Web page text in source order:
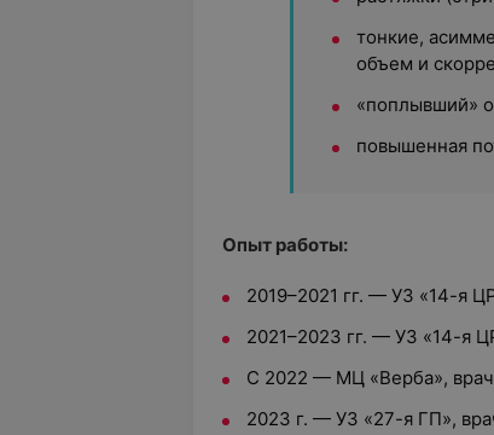
тонкие,
объем и
«поплывший»
повышенная
Опыт работы:
2019–2021 гг. — УЗ «14-я
2021–2023 гг. — УЗ «14-я
С 2022 — МЦ «Верба»,
2023 г. — УЗ «27-я ГП»,